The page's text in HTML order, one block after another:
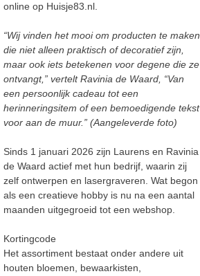
online op Huisje83.nl.
“Wij vinden het mooi om producten te maken
die niet alleen praktisch of decoratief zijn,
maar ook iets betekenen voor degene die ze
ontvangt,” vertelt Ravinia de Waard, “Van
een persoonlijk cadeau toteen
herinneringsitem of een bemoedigende tekst
voor aan de muur.” (Aangeleverde foto)
Sinds 1 januari 2026 zijn Laurens en Ravinia
de Waard actief met hun bedrijf, waarin zij
zelf ontwerpen en lasergraveren. Wat begon
als een creatieve hobby is nu na een aantal
maanden uitgegroeid tot een webshop.
Kortingcode
Het assortiment bestaat onder andere uit
houten bloemen, bewaarkisten,